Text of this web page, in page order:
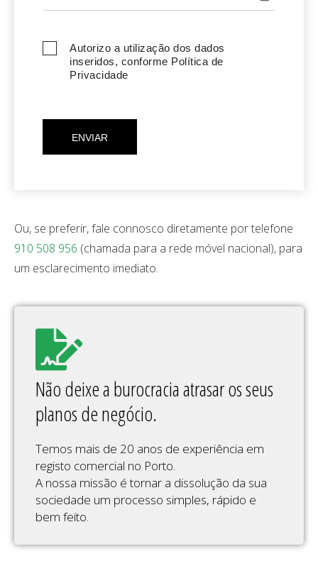
Autorizo a utilização dos dados
inseridos, conforme Política de
Privacidade
Ou, se preferir, fale connosco diretamente por telefone
910 508 956 (chamada para a rede móvel nacional), para
um esclarecimento imediato.
Não deixe a burocracia atrasar os seus
planos de negócio.
Temos mais de 20 anos de experiência em
registo comercial no Porto.
A nossa missão é tornar a dissolução da sua
sociedade um processo simples, rápido e
bem feito.
O seu parceiro de confiança para dissolução de
sociedades no Porto.